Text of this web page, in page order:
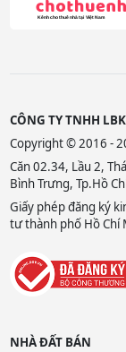
CÔNG TY TNHH
Copyright © 2016 -
Căn 02.34, Lầu 2,
Bình Trưng, Tp.Hồ
Giấy phép đăng ký
tư thành phố Hồ Chí
NHÀ ĐẤT BÁN